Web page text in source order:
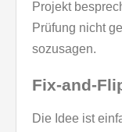
Projekt
Prüfung nicht
sozusagen.
Fix-and-
Die Idee ist